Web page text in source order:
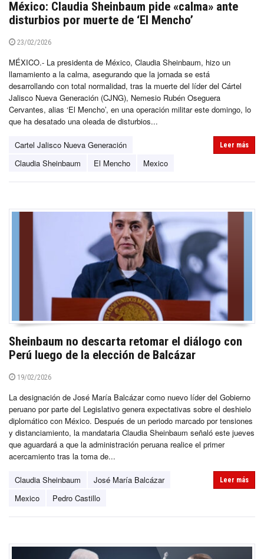
México: Claudia Sheinbaum pide «calma» ante
disturbios por muerte de ‘El Mencho’
23/02/2026
MÉXICO.- La presidenta de México, Claudia Sheinbaum, hizo un
llamamiento a la calma, asegurando que la jornada se está
desarrollando con total normalidad, tras la muerte del líder del Cártel
Jalisco Nueva Generación (CJNG), Nemesio Rubén Oseguera
Cervantes, alias ‘El Mencho’, en una operación militar este domingo, lo
que ha desatado una oleada de disturbios...
Cartel Jalisco Nueva Generación
Claudia Sheinbaum
El Mencho Mexico
Leer más
Sheinbaum no descarta retomar el diálogo con
Perú luego de la elección de Balcázar
19/02/2026
La designación de José María Balcázar como nuevo líder del Gobierno
peruano por parte del Legislativo genera expectativas sobre el deshielo
diplomático con México. Después de un periodo marcado por tensiones
y distanciamiento, la mandataria Claudia Sheinbaum señaló este jueves
que aguardará a que la administración peruana realice el primer
acercamiento tras la toma de...
Claudia Sheinbaum
José María Balcázar
Mexico
Pedro Castillo
Leer más